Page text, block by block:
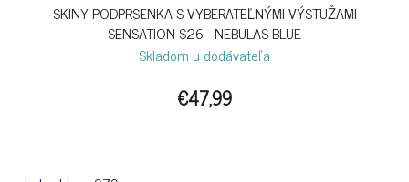
SKINY PODPRSENKA S VYBERATEĽNÝMI VÝSTUŽAMI
SENSATION S26 - NEBULAS BLUE
Skladom u dodávateľa
€47,99